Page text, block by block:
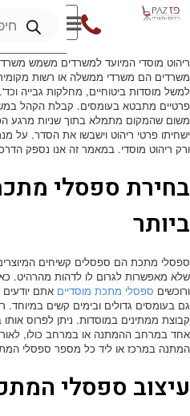
ריהוט מוסדי המיועד למשרדים משמש
משרדים הם משרדי ממשלה או רשות
למשל מוסדות ביטוחיים, מחלקות גבייה
פרטיים מתבטא בעומסים. קבלת הקהל
משום שהמקום מתמלא בתוך שניות מרגע
ישחיתו פרטי ריהוט וישבשו את הסדר. על
ורק ריהוט מוסדי. במאמר זה אנו נספק
בחירת ספסלי
ביותר
ספסלי מתכת הם ספסלים קשיחים
שלא מאפשרות לגרום לו לדהות מהרהיט.
ורוכשים ספסלי מתכת מוסדיים אתם
גם בעומסים גדולים ובימים קשים במיוחד.
קבוצת ממתינים במוסדות. ניתן לפרוס
אחד במרחב ההמתנה או במרחב כולו,
המתנה במרכז או ליד כל מספר ספסלי
עיצוב ספסלי